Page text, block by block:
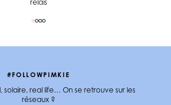
relais
#FOLLOWPIMKIE
solaire, real life… On se retrouve sur les
réseaux ?